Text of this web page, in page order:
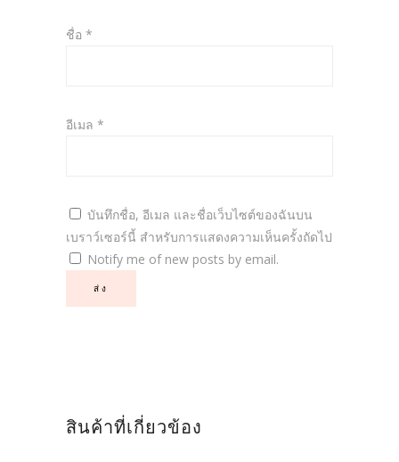
ชื่อ *
อีเมล *
บันทึกชื่อ, อีเมล และชื่อเว็บไซต์ของฉันบน
เบราว์เซอร์นี้ สำหรับการแสดงความเห็นครั้งถัดไป
Notify me of new posts by email.
สินค้าที่เกี่ยวข้อง